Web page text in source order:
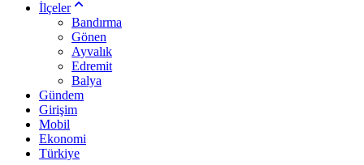
İlçeler
Bandırma
Gönen
Ayvalık
Edremit
Balya
Gündem
Girişim
Mobil
Ekonomi
Türkiye